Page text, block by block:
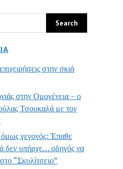
στην σκιά
στην Ομογένεια – ο
Τσουκαλά με τον
γεγονός: Έπαθε
δεν υπήρχε… οδηγός να
“Σκυλίτσειο”